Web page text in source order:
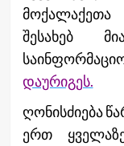
მოქალაქეთა
შესახებ
დაურიგეს.
ღონისძიება
ერთ